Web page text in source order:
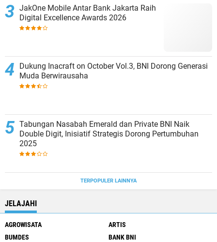
JakOne Mobile Antar Bank Jakarta Raih
Digital Excellence Awards 2026
Dukung Inacraft on October Vol.3, BNI Dorong Generasi
Muda Berwirausaha
Tabungan Nasabah Emerald dan Private BNI Naik
Double Digit, Inisiatif Strategis Dorong Pertumbuhan
2025
TERPOPULER LAINNYA
JELAJAHI
AGROWISATA
ARTIS
BUMDES
BANK BNI